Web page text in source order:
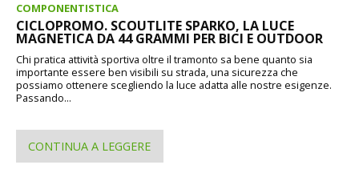
COMPONENTISTICA
CICLOPROMO. SCOUTLITE SPARKO, LA LUCE
MAGNETICA DA 44 GRAMMI PER BICI E OUTDOOR
Chi pratica attività sportiva oltre il tramonto sa bene quanto sia
importante essere ben visibili su strada, una sicurezza che
possiamo ottenere scegliendo la luce adatta alle nostre esigenze.
Passando...
CONTINUA A LEGGERE